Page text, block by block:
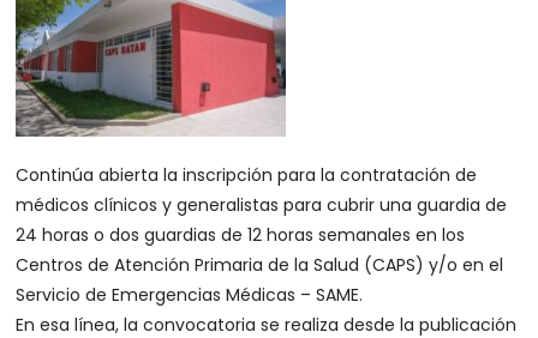
Continúa abierta la inscripción para la contratación de
médicos clínicos y generalistas para cubrir una guardia de
24 horas o dos guardias de 12 horas semanales en los
Centros de Atención Primaria de la Salud (CAPS) y/o en el
Servicio de Emergencias Médicas – SAME.
En esa línea, la convocatoria se realiza desde la publicación